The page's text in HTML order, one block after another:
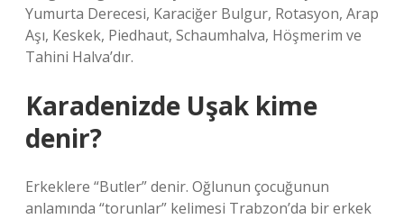
Yumurta Derecesi, Karaciğer Bulgur, Rotasyon, Arap
Aşı, Keskek, Piedhaut, Schaumhalva, Höşmerim ve
Tahini Halva’dır.
Karadenizde Uşak kime
denir?
Erkeklere “Butler” denir. Oğlunun çocuğunun
anlamında “torunlar” kelimesi Trabzon’da bir erkek